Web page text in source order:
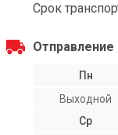
Срок
Отправление
Пн
Выходной
Ср